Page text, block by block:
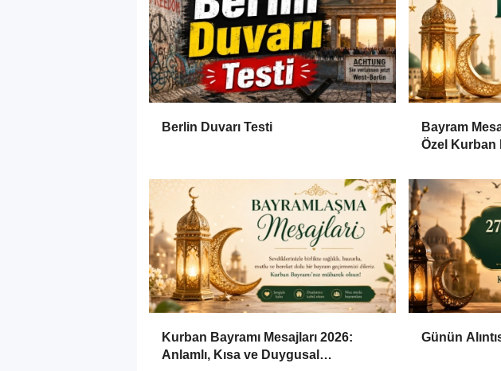
Berlin Duvarı Testi
Bayram
Özel Kurban
Kurban Bayramı Mesajları 2026:
Anlamlı, Kısa ve Duygusal
Günün